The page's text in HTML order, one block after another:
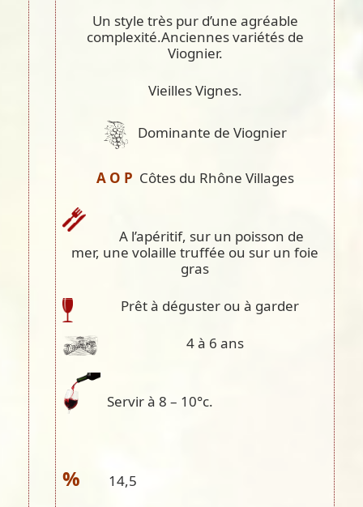
Un style très pur d’une agréable
complexité.Anciennes variétés de
Viognier.
Vieilles Vignes.
Dominante de Viognier
A O P Côtes du Rhône Villages
A l’apéritif, sur un poisson de
mer, une volaille truffée ou sur un foie
gras
Prêt à déguster ou à garder
4 à 6 ans
Servir à 8 – 10°c.
% 14,5